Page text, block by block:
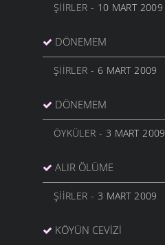
ŞIIRLER - 10 MART 2009
DÖNEMEM
ŞIIRLER - 6 MART 2009
DÖNEMEM
ÖYKÜLER - 3 MART 2009
ALIR ÖLÜME
ŞIIRLER - 3 MART 2009
KÖYÜN CEVIZI